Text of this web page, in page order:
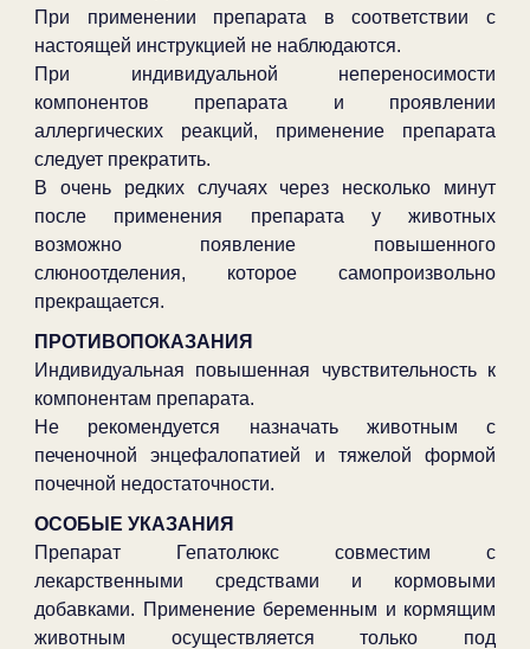
При применении препарата в соответствии с
настоящей инструкцией не наблюдаются.
При индивидуальной непереносимости
компонентов препарата и проявлении
аллергических реакций, применение препарата
следует прекратить.
В очень редких случаях через несколько минут
после применения препарата у животных
возможно появление повышенного
слюноотделения, которое самопроизвольно
прекращается.
ПРОТИВОПОКАЗАНИЯ
Индивидуальная повышенная чувствительность к
компонентам препарата.
Не рекомендуется назначать животным с
печеночной энцефалопатией и тяжелой формой
почечной недостаточности.
ОСОБЫЕ УКАЗАНИЯ
Препарат Гепатолюкс совместим с
лекарственными средствами и кормовыми
добавками. Применение беременным и кормящим
животным осуществляется только под